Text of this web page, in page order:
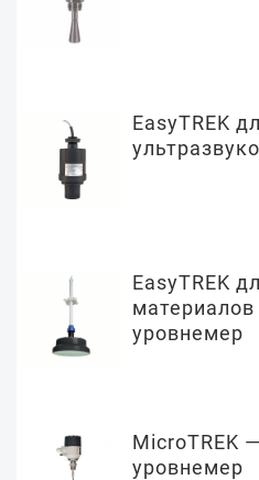
EasyTREK
EasyTREK
уровнемер
MicroTREK
уровнемер